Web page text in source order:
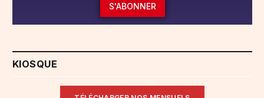
S'ABONNER
KIOSQUE